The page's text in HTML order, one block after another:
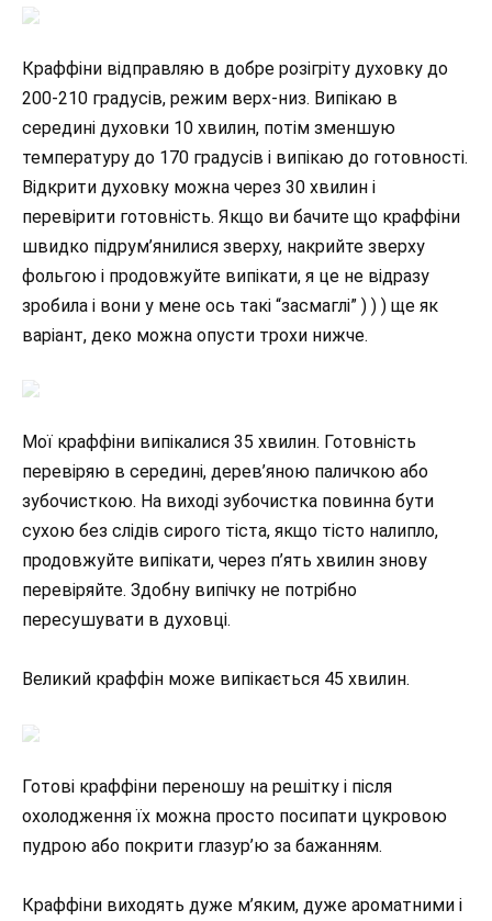
Краффіни відправляю в добре розігріту духовку до
200-210 градусів, режим верх-низ. Випікаю в
середині духовки 10 хвилин, потім зменшую
температуру до 170 градусів і випікаю до готовності.
Відкрити духовку можна через 30 хвилин і
перевірити готовність. Якщо ви бачите що краффіни
швидко підрум’янилися зверху, накрийте зверху
фольгою і продовжуйте випікати, я це не відразу
зробила і вони у мене ось такі “засмаглі” ) ) ) ще як
варіант, деко можна опусти трохи нижче.
Мої краффіни випікалися 35 хвилин. Готовність
перевіряю в середині, дерев’яною паличкою або
зубочисткою. На виході зубочистка повинна бути
сухою без слідів сирого тіста, якщо тісто налипло,
продовжуйте випікати, через п’ять хвилин знову
перевіряйте. Здобну випічку не потрібно
пересушувати в духовці.
Великий краффін може випікається 45 хвилин.
Готові краффіни переношу на решітку і після
охолодження їх можна просто посипати цукровою
пудрою або покрити глазур’ю за бажанням.
Краффіни виходять дуже м’яким, дуже ароматними і